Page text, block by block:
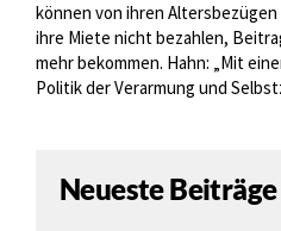
können von ihren
ihre Miete nicht bezahlen,
mehr bekommen. Hahn: „Mit
Politik der Verarmung und
Neueste Beiträge